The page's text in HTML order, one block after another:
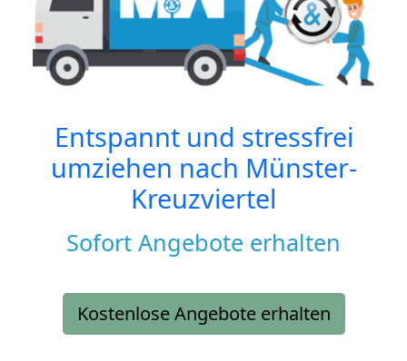
Entspannt und stressfrei
umziehen nach Münster-
Kreuzviertel
Sofort Angebote erhalten
Kostenlose Angebote erhalten